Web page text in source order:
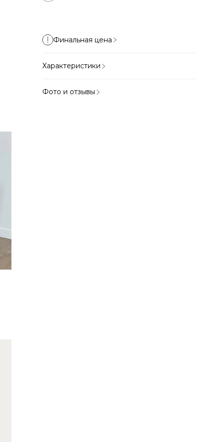
Финальная цена
Характеристики
Фото и отзывы